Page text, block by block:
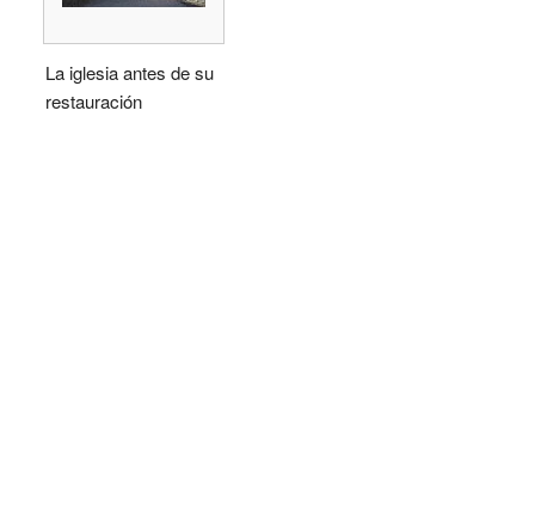
La iglesia antes de su
restauración